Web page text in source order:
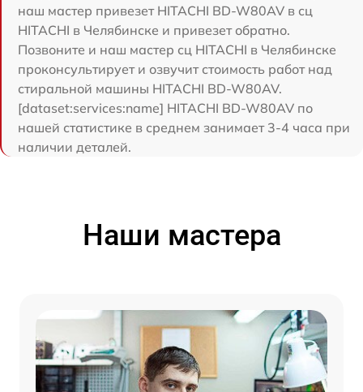
наш мастер привезет HITACHI BD-W80AV в сц
HITACHI в Челябинске и привезет обратно.
Позвоните и наш мастер сц HITACHI в Челябинске
проконсультирует и озвучит стоимость работ над
стиральной машины HITACHI BD-W80AV.
[dataset:services:name] HITACHI BD-W80AV по
нашей статистике в среднем занимает 3-4 часа при
наличии деталей.
Наши мастера